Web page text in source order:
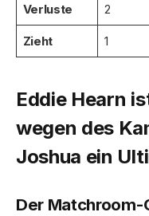
Verluste 2
Zieht 1
Eddie Hearn
wegen des
Joshua ein
Der Matchroom-